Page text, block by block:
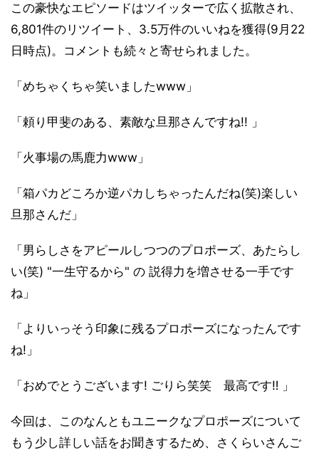
この豪快なエピソードはツイッターで広く拡散され、
6,801件のリツイート、3.5万件のいいねを獲得(9月22
日時点)。コメントも続々と寄せられました。
「めちゃくちゃ笑いましたwww」
「頼り甲斐のある、素敵な旦那さんですね!! 」
「火事場の馬鹿力www」
「箱パカどころか逆パカしちゃったんだね(笑)楽しい
旦那さんだ」
「男らしさをアピールしつつのプロポーズ、あたらし
い(笑) "一生守るから" の 説得力を増させる一手です
ね」
「よりいっそう印象に残るプロポーズになったんです
ね!」
「おめでとうございます! ごりら笑笑 最高です‼︎ 」
今回は、このなんともユニークなプロポーズについて
もう少し詳しい話をお聞きするため、さくらいさんご